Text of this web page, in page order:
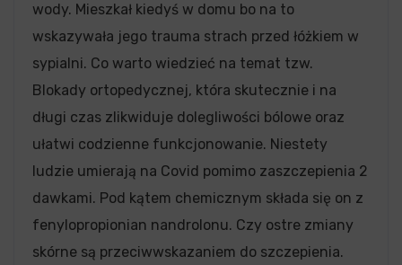
wody. Mieszkał kiedyś w domu bo na to
wskazywała jego trauma strach przed łóżkiem w
sypialni. Co warto wiedzieć na temat tzw.
Blokady ortopedycznej, która skutecznie i na
długi czas zlikwiduje dolegliwości bólowe oraz
ułatwi codzienne funkcjonowanie. Niestety
ludzie umierają na Covid pomimo zaszczepienia 2
dawkami. Pod kątem chemicznym składa się on z
fenylopropionian nandrolonu. Czy ostre zmiany
skórne są przeciwwskazaniem do szczepienia.